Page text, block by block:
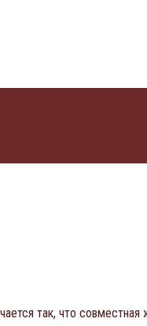
так, что